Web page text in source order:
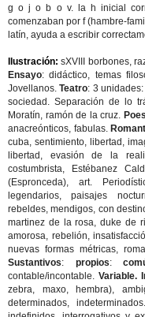
g o j o b o v. la h inicial
comenzaban por f (hambre-
latín, ayuda a escribir
Ilustración:sXVIII borbones,
Ensayo: didáctico, temas
Jovellanos.Teatro: 3
sociedad. Separación de lo
Moratín, ramón de la cruz.
anacreónticos, fabulas.
cuba, sentimiento, libertad,
libertad, evasión de la
costumbrista, Estébanez
(Espronceda), art.
legendarios, paisajes
rebeldes, mendigos, con
martinez de la rosa, duke de
amorosa, rebelión,
nuevas formas métricas,
Sustantivos: propios:
contable/incontable. Variable.
zebra, maxo, hembra),
determinados,